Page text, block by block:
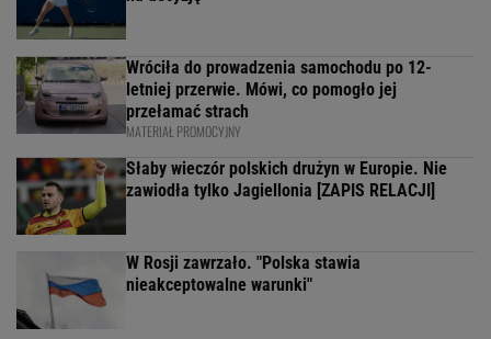
Wróciła do prowadzenia samochodu po 12-
letniej przerwie. Mówi, co pomogło jej
przełamać strach
MATERIAŁ PROMOCYJNY
Słaby wieczór polskich drużyn w Europie. Nie
zawiodła tylko Jagiellonia [ZAPIS RELACJI]
W Rosji zawrzało. "Polska stawia
nieakceptowalne warunki"